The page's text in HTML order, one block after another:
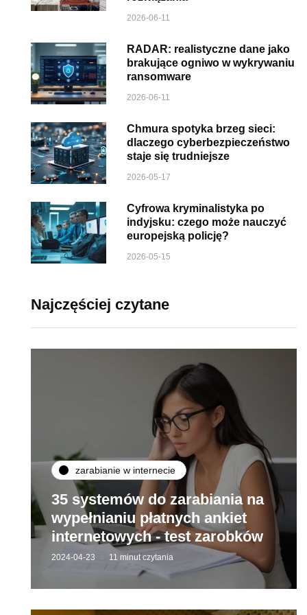
2026-06-11
RADAR: realistyczne dane jako
brakujące ogniwo w wykrywaniu
ransomware
2026-06-11
Chmura spotyka brzeg sieci:
dlaczego cyberbezpieczeństwo
staje się trudniejsze
2026-05-17
Cyfrowa kryminalistyka po
indyjsku: czego może nauczyć
europejską policję?
2026-05-15
Najczęściej czytane
zarabianie w internecie
35 systemów do zarabiania na
wypełnianiu płatnych ankiet
internetowych - test zarobków
2024-04-23 11 minut czytania